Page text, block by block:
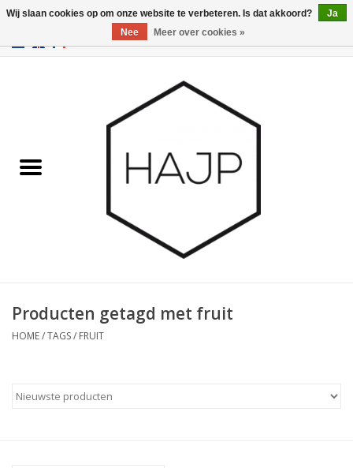
GBP/USD
Gadgets
Merken
Producten getagd met fruit
HOME/TAGS/ FRUIT
Wij slaan cookies op om onze website te verbeteren. Is dat akkoord?
Ja
Nee
Meer over cookies »